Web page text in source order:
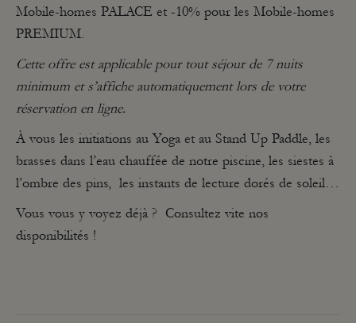
Mobile-homes PALACE et -10% pour les Mobile-homes
PREMIUM.
Cette offre est applicable pour tout séjour de 7 nuits
minimum et s’affiche automatiquement lors de votre
réservation en ligne.
À vous les initiations au Yoga et au Stand Up Paddle, les
brasses dans l’eau chauffée de notre piscine, les siestes à
l’ombre des pins, les instants de lecture dorés de soleil…
Vous vous y voyez déjà ? Consultez vite nos
disponibilités !